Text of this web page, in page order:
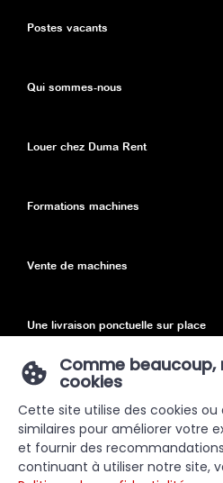
Postes vacants
Qui sommes-nous
Louer chez Duma Rent
Formations machines
Vente de machines
Une livraison ponctuelle sur place
Sitemap
Comme beaucoup,
cookies
Cette site utilise des cookies ou
similaires pour améliorer votre
et fournir des
continuant à utiliser notre site,